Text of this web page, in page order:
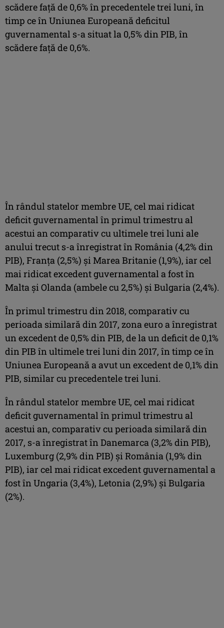
scădere faţă de 0,6% în precedentele trei luni, în
timp ce în Uniunea Europeană deficitul
guvernamental s-a situat la 0,5% din PIB, în
scădere faţă de 0,6%.
În rândul statelor membre UE, cel mai ridicat
deficit guvernamental în primul trimestru al
acestui an comparativ cu ultimele trei luni ale
anului trecut s-a înregistrat în România (4,2% din
PIB), Franţa (2,5%) şi Marea Britanie (1,9%), iar cel
mai ridicat excedent guvernamental a fost în
Malta şi Olanda (ambele cu 2,5%) şi Bulgaria (2,4%).
În primul trimestru din 2018, comparativ cu
perioada similară din 2017, zona euro a înregistrat
un excedent de 0,5% din PIB, de la un deficit de 0,1%
din PIB în ultimele trei luni din 2017, în timp ce în
Uniunea Europeană a avut un excedent de 0,1% din
PIB, similar cu precedentele trei luni.
În rândul statelor membre UE, cel mai ridicat
deficit guvernamental în primul trimestru al
acestui an, comparativ cu perioada similară din
2017, s-a înregistrat în Danemarca (3,2% din PIB),
Luxemburg (2,9% din PIB) şi România (1,9% din
PIB), iar cel mai ridicat excedent guvernamental a
fost în Ungaria (3,4%), Letonia (2,9%) şi Bulgaria
(2%).